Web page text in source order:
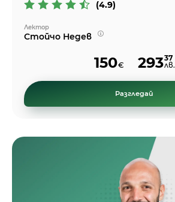
(4.9)
Лектор
Стойчо Недев
Разгледай
29337
лв.
150€